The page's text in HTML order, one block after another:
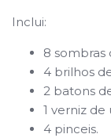
Inclui:
8 sombras
4 brilhos
2 batons
1 verniz de
4 pinceis.